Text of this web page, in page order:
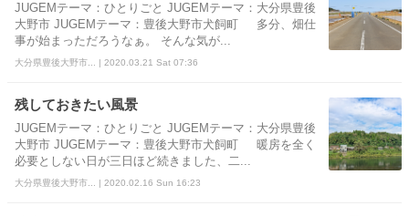
JUGEMテーマ：ひとりごと JUGEMテーマ：大分県豊後
大野市 JUGEMテーマ：豊後大野市犬飼町 多分、畑仕
事が始まっただろうなぁ。 そんな気が...
大分県豊後大野市... | 2020.03.21 Sat 07:36
残しておきたい風景
JUGEMテーマ：ひとりごと JUGEMテーマ：大分県豊後
大野市 JUGEMテーマ：豊後大野市犬飼町 暖房を全く
必要としない日が三日ほど続きました、二...
大分県豊後大野市... | 2020.02.16 Sun 16:23